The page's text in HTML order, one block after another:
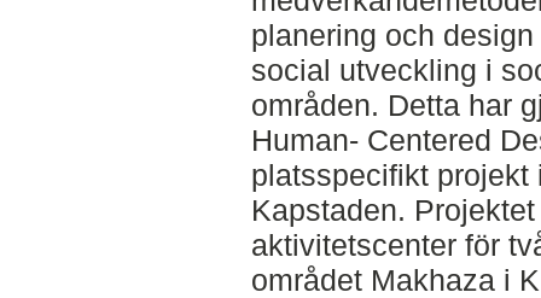
planering och
social utveckling i
områden. Detta har
Human- Centered
platsspecifikt
Kapstaden.
aktivitetscenter för
området Makhaza i